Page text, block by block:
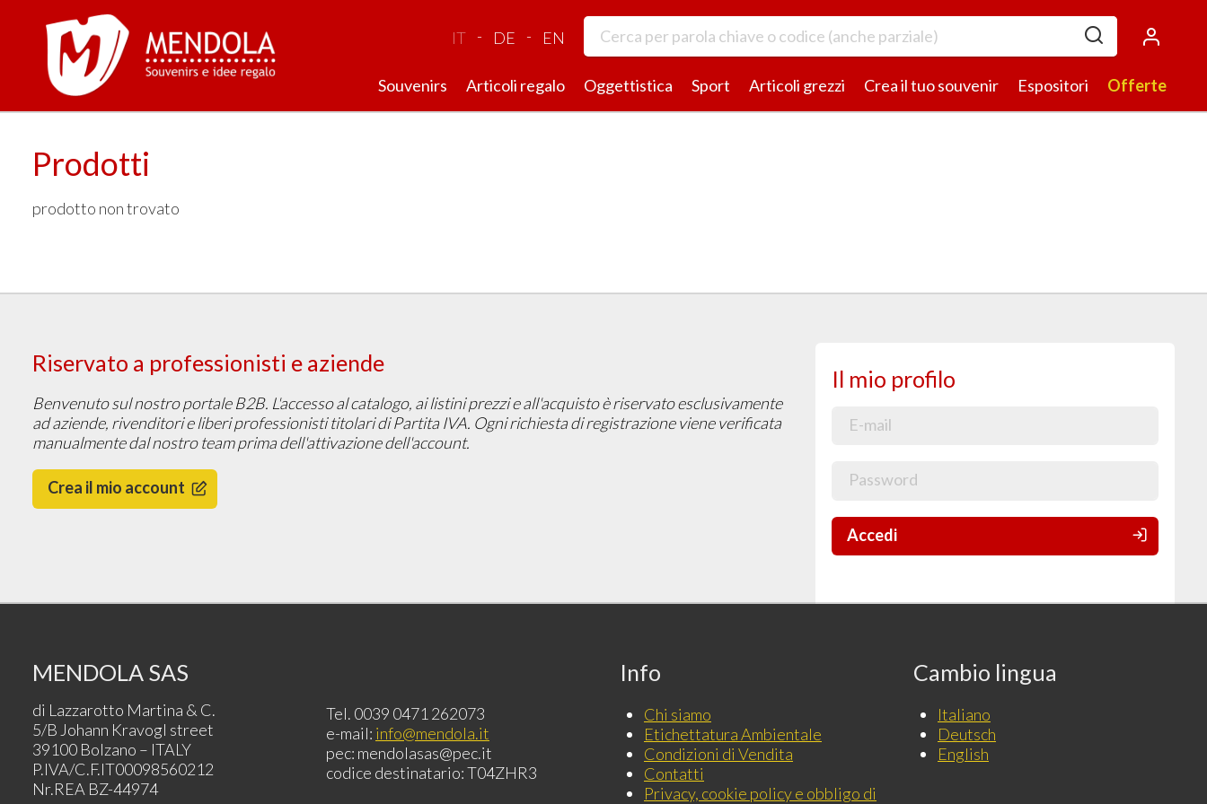
IT - DE - EN
Souvenirs Articoli regalo Oggettistica Sport Articoli grezzi Crea il tuo souvenir Espositori Offerte
Prodotti
prodotto non trovato
Riservato a professionisti e aziende
Benvenuto sul nostro portale B2B. L'accesso al catalogo, ai listini prezzi e all'acquisto è riservato esclusivamente
ad aziende, rivenditori e liberi professionisti titolari di Partita IVA. Ogni richiesta di registrazione viene verificata
manualmente dal nostro team prima dell'attivazione dell'account.
Crea il mio account
Il mio profilo
Accedi
MENDOLA SAS
di Lazzarotto Martina & C.
5/B Johann Kravogl street
39100 Bolzano – ITALY
P.IVA/C.F.IT00098560212
Nr.REA BZ-44974
Tel. 0039 0471 262073
e-mail: info@mendola.it
pec: mendolasas@pec.it
codice destinatario: T04ZHR3
Info
Chi siamo
Etichettatura Ambientale
Condizioni di Vendita
Contatti
Privacy, cookie policy e obbligo di
Cambio lingua
Italiano
Deutsch
English